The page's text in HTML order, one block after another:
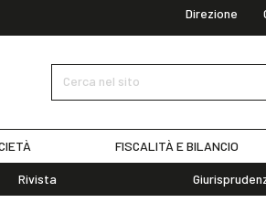
Direzione
Cerca nel sito
FISCALITÀ E BILANCIO
Rivista